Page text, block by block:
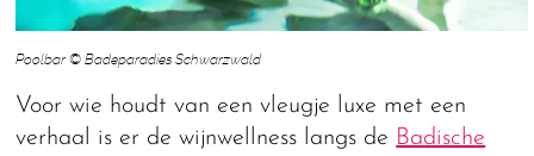
Poolbar © Badeparadies Schwarzwald
Voor wie houdt van een vleugje luxe met een
verhaal is er de wijnwellness langs de Badische